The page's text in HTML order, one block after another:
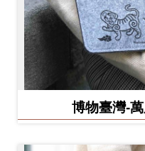
博物臺灣-